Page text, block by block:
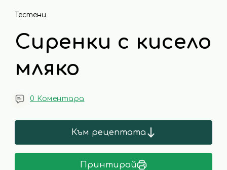
Тестени
Сиренки с кисело
мляко
0 Коментара
Към рецептата
Принтирай